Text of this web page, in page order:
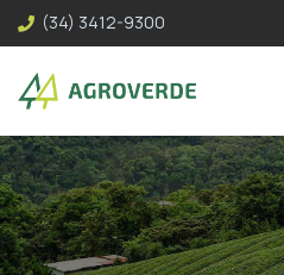
(34) 3412-9300